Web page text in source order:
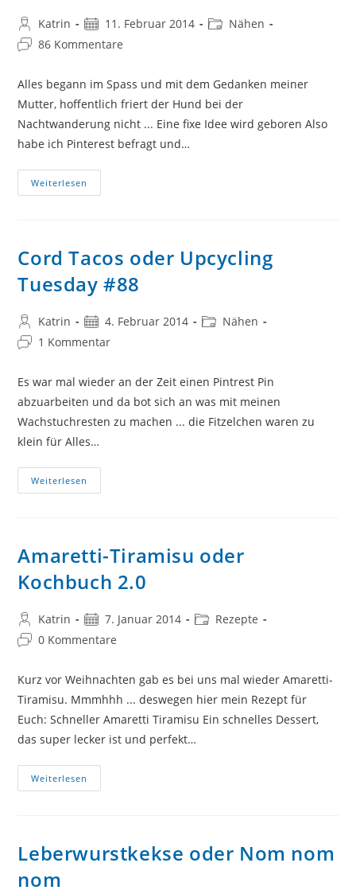
Beitrags-
Autor:
Katrin
Beitrag
veröffentlicht:
11. Februar 2014
Beitrags-
Nähen
Beitrags-
86 Kommentare
Alles begann im Spass und mit dem Gedanken meiner
Mutter, hoffentlich friert der Hund bei der
Nachtwanderung nicht ... Eine fixe Idee wird geboren Also
habe ich Pinterest befragt und…
Weiterlesen
Hundehoodie
Cord Tacos oder Upcycling
Tuesday #88
Beitrags-
Autor:
Katrin
Beitrag
veröffentlicht:
4. Februar 2014
Beitrags-
Nähen
Beitrags-
1 Kommentar
Es war mal wieder an der Zeit einen Pintrest Pin
abzuarbeiten und da bot sich an was mit meinen
Wachstuchresten zu machen ... die Fitzelchen waren zu
klein für Alles…
Weiterlesen
Tacos
Amaretti-Tiramisu oder
Kochbuch 2.0
Beitrags-
Autor:
Katrin
Beitrag
veröffentlicht:
7. Januar 2014
Beitrags-
Rezepte
Beitrags-
0 Kommentare
Kurz vor Weihnachten gab es bei uns mal wieder Amaretti-
Tiramisu. Mmmhhh ... deswegen hier mein Rezept für
Euch: Schneller Amaretti Tiramisu Ein schnelles Dessert,
das super lecker ist und perfekt…
Weiterlesen
Tiramisu
Leberwurstkekse oder Nom nom
nom